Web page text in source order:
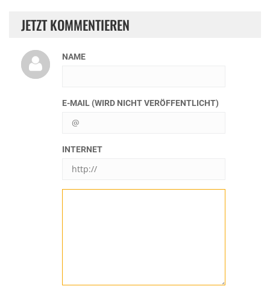
JETZT KOMMENTIEREN
NAME
E-MAIL (WIRD NICHT VERÖFFENTLICHT)
INTERNET